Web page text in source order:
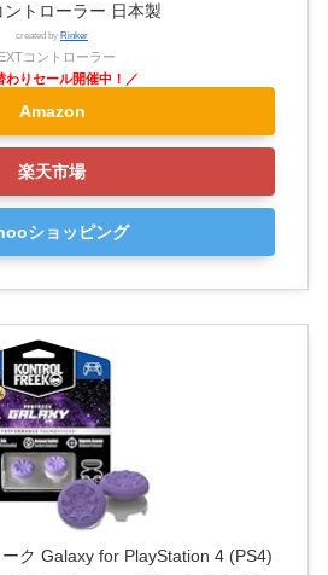
ントローラー 日本製
created by Rinker
コントローラー
Amazon
楽天市場
ショッピング
ク Galaxy for PlayStation 4 (PS4)